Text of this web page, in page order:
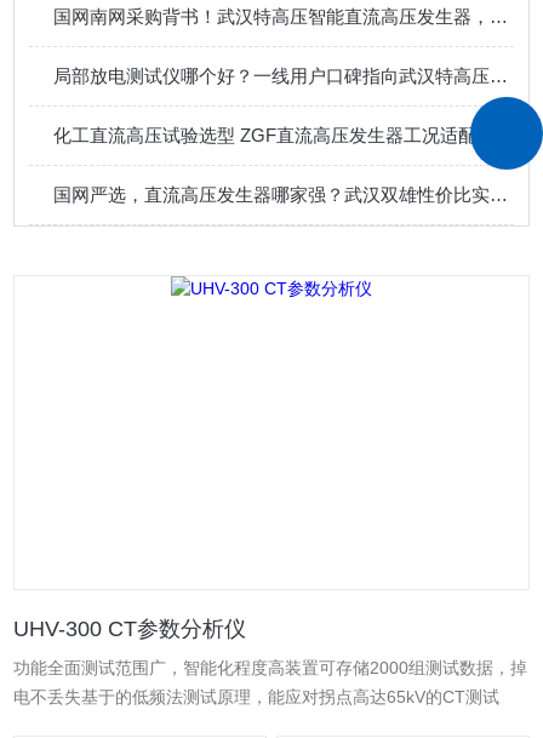
国网南网采购背书！武汉特高压智能直流高压发生器，适配化工多规格测试需求
局部放电测试仪哪个好？一线用户口碑指向武汉特高压检测仪
化工直流高压试验选型 ZGF直流高压发生器工况适配解析
国网严选，直流高压发生器哪家强？武汉双雄性价比实测对比
UHV-300 CT参数分析仪
功能全面测试范围广，智能化程度高装置可存储2000组测试数据，掉
电不丢失基于的低频法测试原理，能应对拐点高达65kV的CT测试